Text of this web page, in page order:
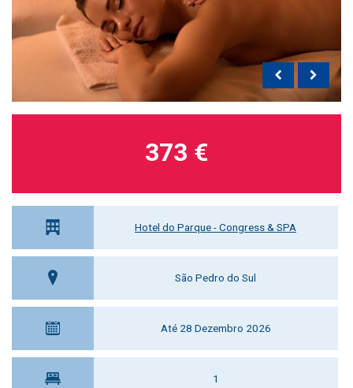
Hotel do Parque - Congress & SPA
São Pedro do Sul
Até 28 Dezembro 2026
1
373 €